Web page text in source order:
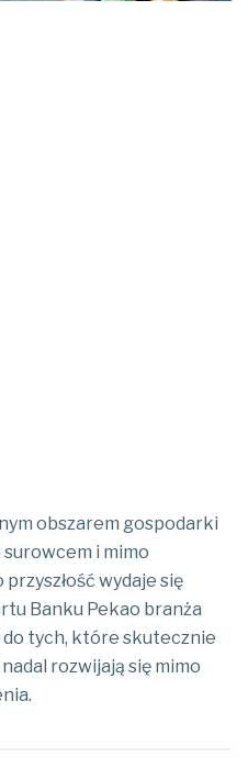
obszarem gospodarki
i mimo
wydaje się
Banku Pekao branża
tych, które skutecznie
rozwijają się mimo